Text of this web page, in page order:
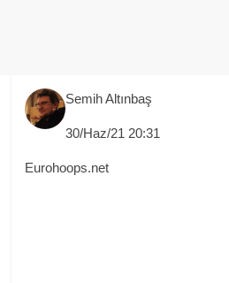
Semih Altınbaş
30/Haz/21 20:31
Eurohoops.net